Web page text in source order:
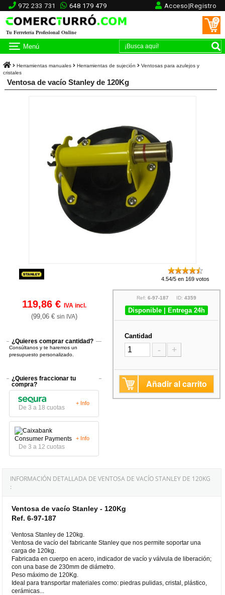
972 233 731 648 179 479 Acceso|Registro
Tu Ferretería Profesional Online
0
Menú
Herramientas manuales Herramientas de sujeción
Ventosas para azulejos y
cristales
Ventosa de vacío Stanley de 120Kg
4.54/5 en 169 votos
119,86 € IVA incl.
(99,06 € sin IVA)
¿Quieres comprar cantidad?
Consúltanos y te haremos un
presupuesto personalizado.
¿Quieres fraccionar tu
compra?
De 3 a 18 cuotas
+ Info
De 3 a 12 cuotas
+ Info
Ref: 6-97-187 ID: 4359
Disponible | Entrega 24h
Cantidad
- +
Añadir al carrito
INFORMACIÓN DETALLADA DE VENTOSA DE VACÍO STANLEY DE 120KG
:
Ventosa de vacío Stanley - 120Kg
Ref. 6-97-187
Ventosa Stanley de 120kg.
Ventosa de vacío del fabricante Stanley que nos permite soportar una
carga de 120kg.
Fabricada en cuerpo en acero, indicador de vacío y válvula de liberación;
con una base de 230mm de diámetro.
Peso máximo de 120Kg.
Ideal para transportar materiales como: piedras pulidas, cristal, plástico,
cerámicas...